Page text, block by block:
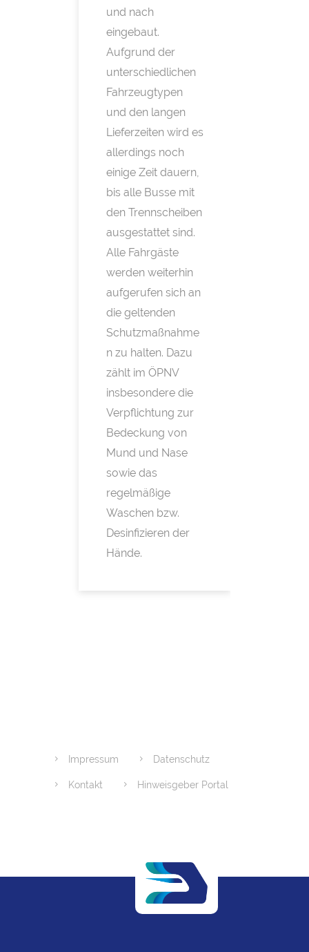
und nach
eingebaut.
Aufgrund der
unterschiedlichen
Fahrzeugtypen
und den langen
Lieferzeiten wird es
allerdings noch
einige Zeit dauern,
bis alle Busse mit
den Trennscheiben
ausgestattet sind.
Alle Fahrgäste
werden weiterhin
aufgerufen sich an
die geltenden
Schutzmaßnahme
n zu halten. Dazu
zählt im ÖPNV
insbesondere die
Verpflichtung zur
Bedeckung von
Mund und Nase
sowie das
regelmäßige
Waschen bzw.
Desinfizieren der
Hände.
Impressum Datenschutz
Kontakt Hinweisgeber Portal